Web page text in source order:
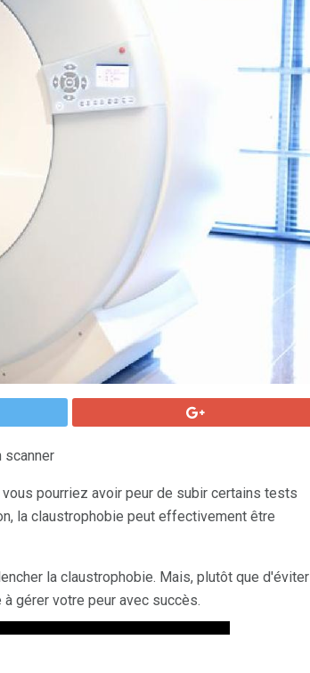
scanner
pourriez avoir peur de subir certains tests
la claustrophobie peut effectivement être
la claustrophobie. Mais, plutôt que d'éviter
gérer votre peur avec succès.